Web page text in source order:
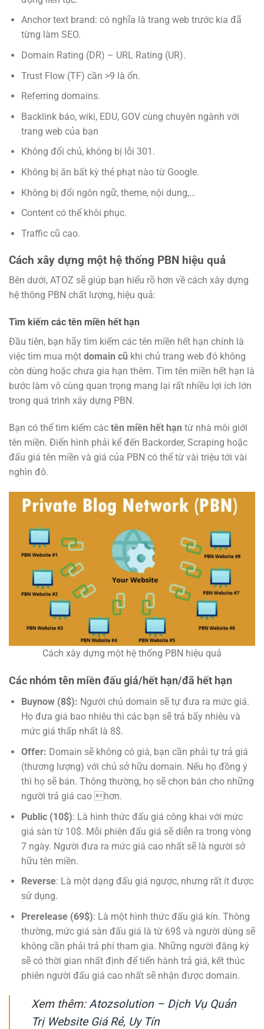
Anchor text brand: có nghĩa là trang web trước kia đã
từng làm SEO.
Domain Rating (DR) – URL Rating (UR).
Trust Flow (TF) cần >9 là ổn.
Referring domains.
Backlink báo, wiki, EDU, GOV cùng chuyên ngành với
trang web của bạn
Không đổi chủ, không bị lỗi 301.
Không bị ăn bất kỳ thẻ phạt nào từ Google.
Không bị đổi ngôn ngữ, theme, nội dung,…
Content có thể khôi phục.
Traffic cũ cao.
Cách xây dựng một hệ thống PBN hiệu quả
Bên dưới, ATOZ sẽ giúp bạn hiểu rõ hơn về cách xây dựng
hệ thông PBN chất lượng, hiệu quả:
Tìm kiếm các tên miền hết hạn
Đầu tiên, bạn hãy tìm kiếm các tên miền hết hạn chính là
việc tìm mua một domain cũ khi chủ trang web đó không
còn dùng hoặc chưa gia hạn thêm. Tìm tên miền hết hạn là
bước làm vô cùng quan trọng mang lại rất nhiều lợi ích lớn
trong quá trình xây dựng PBN.
Bạn có thể tìm kiếm các tên miền hết hạn từ nhà môi giới
tên miền. Điển hình phải kể đến Backorder, Scraping hoặc
đấu giá tên miền và giá của PBN có thể từ vài triệu tới vài
nghìn đô.
Cách xây dựng một hệ thống PBN hiệu quả
Các nhóm tên miền đấu giá/hết hạn/đã hết hạn
Buynow (8$): Người chủ domain sẽ tự đưa ra mức giá.
Họ đưa giá bao nhiêu thì các bạn sẽ trả bấy nhiêu và
mức giá thấp nhất là 8$.
Offer: Domain sẽ không có giá, bạn cần phải tự trả giá
(thương lượng) với chủ sở hữu domain. Nếu họ đồng ý
thì họ sẽ bán. Thông thường, họ sẽ chọn bán cho những
người trả giá cao hơn.
Public (10$): Là hình thức đấu giá công khai với mức
giá sàn từ 10$. Mỗi phiên đấu giá sẽ diễn ra trong vòng
7 ngày. Người đưa ra mức giá cao nhất sẽ là người sở
hữu tên miền.
Reverse: Là một dạng đấu giá ngược, nhưng rất ít được
sử dụng.
Prerelease (69$): Là một hình thức đấu giá kín. Thông
thường, mức giá sàn đấu giá là từ 69$ và người dùng sẽ
không cần phải trả phí tham gia. Những người đăng ký
sẽ có thời gian nhất định để tiến hành trả giá, kết thúc
phiên người đấu giá cao nhất sẽ nhận được domain.
Xem thêm: Atozsolution – Dịch Vụ Quản
Trị Website Giá Rẻ, Uy Tín